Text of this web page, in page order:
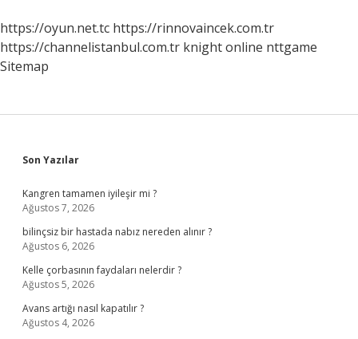
?
https://oyun.net.tc https://rinnovaincek.com.tr
https://channelistanbul.com.tr knight online nttgame
Sitemap
Sidebar
Son Yazılar
Kangren tamamen iyileşir mi ?
Ağustos 7, 2026
bilinçsiz bir hastada nabız nereden alınır ?
Ağustos 6, 2026
Kelle çorbasının faydaları nelerdir ?
Ağustos 5, 2026
Avans artığı nasıl kapatılır ?
Ağustos 4, 2026